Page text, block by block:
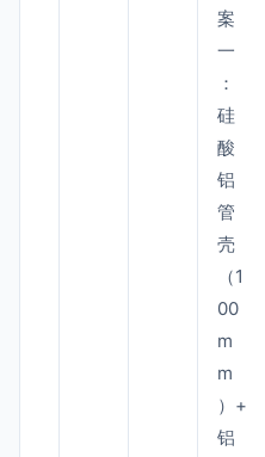
案
一
：
硅
酸
铝
管
壳
（1
00
m
m
）+
铝